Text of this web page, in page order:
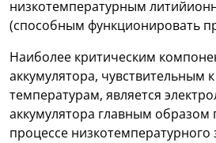
низкотемпературным
(способным функционировать
Наиболее критическим
аккумулятора, чувствительным
температурам, является
аккумулятора главным образом
процессе низкотемпературного